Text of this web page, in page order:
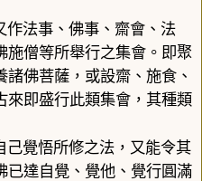
作法事、佛事、齋會、法
施僧等所舉行之集會。即聚
佛菩薩，或設齋、施食、
來即盛行此類集會，其種類
己覺悟所修之法，又能令其
已達自覺、覺他、覺行圓滿